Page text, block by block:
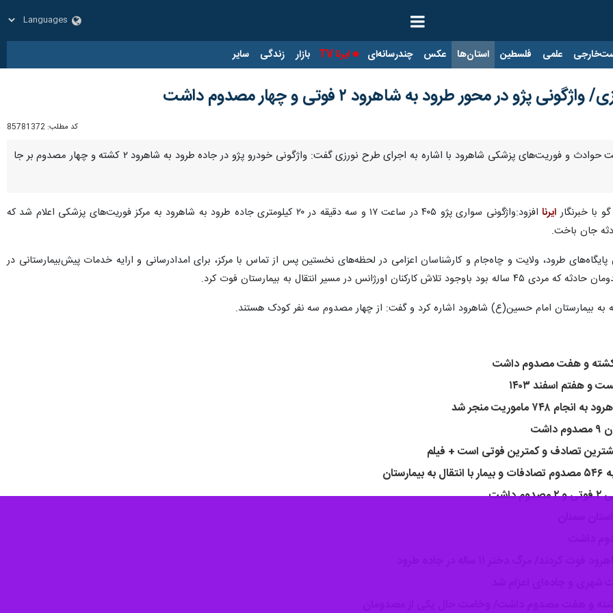
علمی فلسطین استان‌ها عکس چندرسانه‌ای ایرنا TV بازار زندگی سایر
در محور طرود به شاهرود ۲ فوتی و چهار مصدوم داشت
کد مطلب: 85781372